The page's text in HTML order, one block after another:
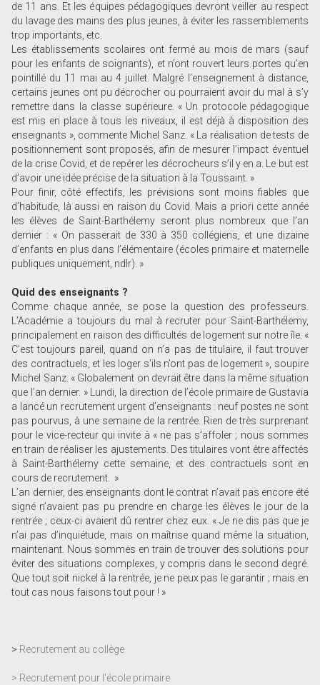
de 11 ans. Et les équipes pédagogiques devront veiller au respect
du lavage des mains des plus jeunes, à éviter les rassemblements
trop importants, etc.
Les établissements scolaires ont fermé au mois de mars (sauf
pour les enfants de soignants), et n’ont rouvert leurs portes qu’en
pointillé du 11 mai au 4 juillet. Malgré l’enseignement à distance,
certains jeunes ont pu décrocher ou pourraient avoir du mal à s’y
remettre dans la classe supérieure. « Un protocole pédagogique
est mis en place à tous les niveaux, il est déjà à disposition des
enseignants », commente Michel Sanz. « La réalisation de tests de
positionnement sont proposés, afin de mesurer l’impact éventuel
de la crise Covid, et de repérer les décrocheurs s’il y en a. Le but est
d’avoir une idée précise de la situation à la Toussaint. »
Pour finir, côté effectifs, les prévisions sont moins fiables que
d’habitude, là aussi en raison du Covid. Mais a priori cette année
les élèves de Saint-Barthélemy seront plus nombreux que l’an
dernier : « On passerait de 330 à 350 collégiens, et une dizaine
d’enfants en plus dans l’élémentaire (écoles primaire et maternelle
publiques uniquement, ndlr). »
Quid des enseignants ?
Comme chaque année, se pose la question des professeurs.
L’Académie a toujours du mal à recruter pour Saint-Barthélemy,
principalement en raison des difficultés de logement sur notre île. «
C’est toujours pareil, quand on n’a pas de titulaire, il faut trouver
des contractuels, et les loger s’ils n’ont pas de logement », soupire
Michel Sanz. « Globalement on devrait être dans la même situation
que l’an dernier. » Lundi, la direction de l’école primaire de Gustavia
a lancé un recrutement urgent d’enseignants : neuf postes ne sont
pas pourvus, à une semaine de la rentrée. Rien de très surprenant
pour le vice-recteur qui invite à « ne pas s’affoler ; nous sommes
en train de réaliser les ajustements. Des titulaires vont être affectés
à Saint-Barthélemy cette semaine, et des contractuels sont en
cours de recrutement. »
L’an dernier, des enseignants dont le contrat n’avait pas encore été
signé n’avaient pas pu prendre en charge les élèves le jour de la
rentrée ; ceux-ci avaient dû rentrer chez eux. « Je ne dis pas que je
n’ai pas d’inquiétude, mais on maîtrise quand même la situation,
maintenant. Nous sommes en train de trouver des solutions pour
éviter des situations complexes, y compris dans le second degré.
Que tout soit nickel à la rentrée, je ne peux pas le garantir ; mais en
tout cas nous faisons tout pour ! »
> Recrutement au collège
> Recrutement pour l'école primaire